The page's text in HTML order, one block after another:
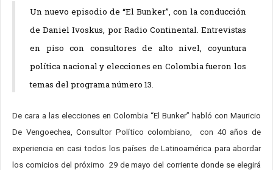
Un nuevo episodio de “El Bunker”, con la conducción
de Daniel Ivoskus, por Radio Continental. Entrevistas
en piso con consultores de alto nivel, coyuntura
política nacional y elecciones en Colombia fueron los
temas del programa número 13.
De cara a las elecciones en Colombia “El Bunker” habló con Mauricio
De Vengoechea, Consultor Político colombiano, con 40 años de
experiencia en casi todos los países de Latinoamérica para abordar
los comicios del próximo 29 de mayo del corriente donde se elegirá